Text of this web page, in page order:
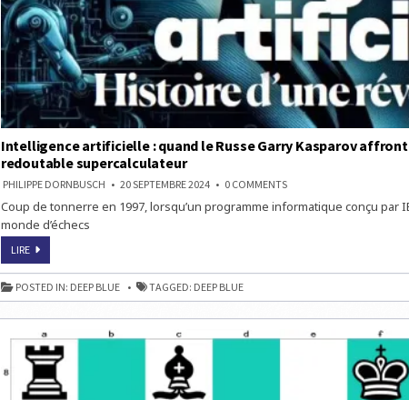
Intelligence artificielle : quand le Russe Garry Kasparov
redoutable supercalculateur
PHILIPPE DORNBUSCH 20 SEPTEMBRE 2024 0 COMMENTSON
ARTIFICIELLE
KASPAROV
ÉCHECS
SUPERCALCULATEUR
Coup de tonnerre en 1997, lorsqu’un programme informatique conçu par
monde d’échecs
LIREINTELLIGENCE
:
QUAND
LE
RUSSE
AFFRONTE
AUX
ÉCHECS
UN
REDOUTABLE
SUPERCALCULATEUR
POSTED IN: DEEP BLUE TAGGED: DEEP BLUE